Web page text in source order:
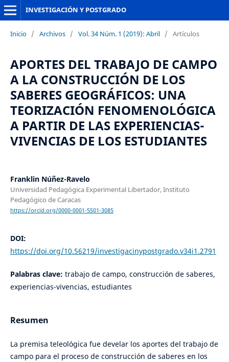
INVESTIGACIÓN Y POSTGRADO
Inicio / Archivos / Vol. 34 Núm. 1 (2019): Abril / Artículos
APORTES DEL TRABAJO DE CAMPO
A LA CONSTRUCCIÓN DE LOS
SABERES GEOGRÁFICOS: UNA
TEORIZACIÓN FENOMENOLÓGICA
A PARTIR DE LAS EXPERIENCIAS-
VIVENCIAS DE LOS ESTUDIANTES
Franklin Núñez-Ravelo
Universidad Pedagógica Experimental Libertador, Instituto
Pedagógico de Caracas
https://orcid.org/0000-0001-5501-3085
DOI:
https://doi.org/10.56219/investigacinypostgrado.v34i1.2791
Palabras clave: trabajo de campo, construcción de saberes,
experiencias-vivencias, estudiantes
Resumen
La premisa teleológica fue develar los aportes del trabajo de
campo para el proceso de construcción de saberes en los